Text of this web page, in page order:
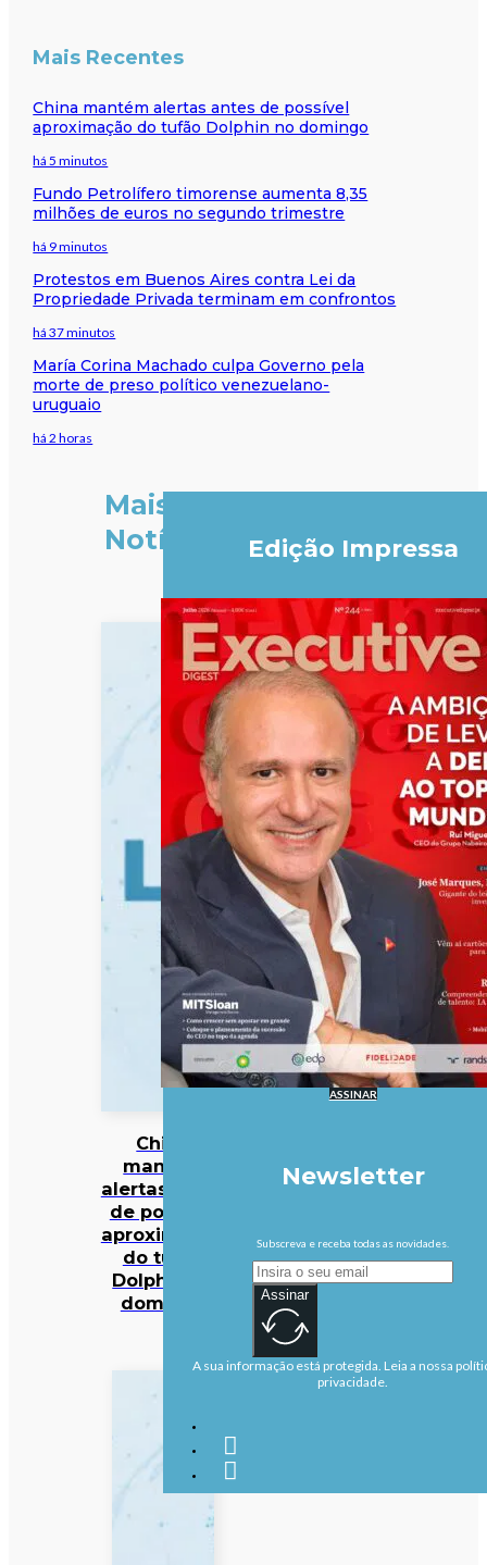
Mais Recentes
China mantém alertas antes de possível
aproximação do tufão Dolphin no domingo
há 5 minutos
Fundo Petrolífero timorense aumenta 8,35
milhões de euros no segundo trimestre
há 9 minutos
Protestos em Buenos Aires contra Lei da
Propriedade Privada terminam em confrontos
há 37 minutos
María Corina Machado culpa Governo pela
morte de preso político venezuelano-
uruguaio
há 2 horas
Mais
Notícias
China
mantém
alertas antes
de possível
aproximação
do tufão
Dolphin no
domingo
Edição Impressa
ASSINAR
Newsletter
Subscreva e receba todas as novidades.
Assinar
A sua informação está protegida. Leia a nossa
privacidade.